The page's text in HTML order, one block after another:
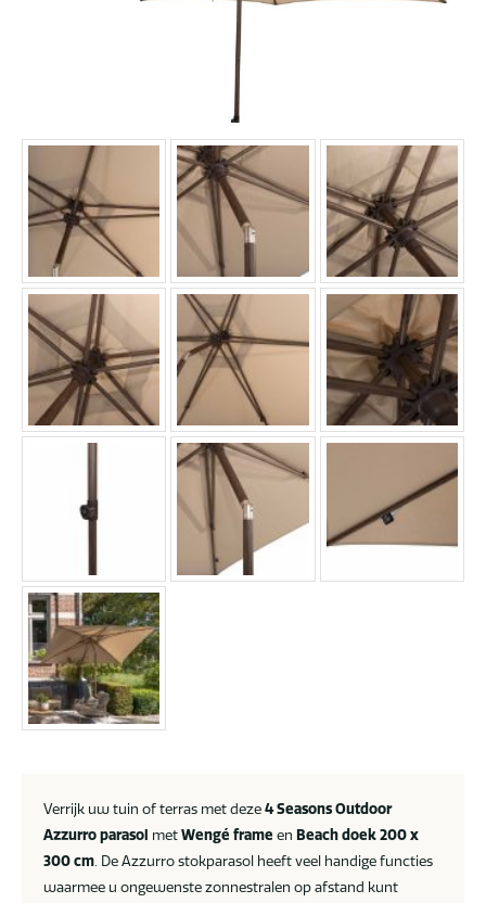
Verrijk uw tuin of terras met deze4 Seasons Outdoor
Azzurro parasol metWengé frame en Beach doek 200 x
300 cm . De Azzurro stokparasol heeft veel handige functies
waarmee u ongewenste zonnestralen op afstand kunt